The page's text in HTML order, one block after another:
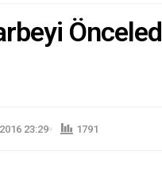
23:29 1791